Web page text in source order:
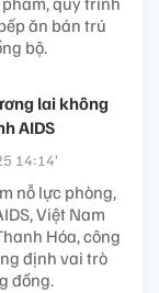
ăn bán trú
bộ.
lai không
AIDS
14:14’
nỗ lực phòng,
Việt Nam
Hóa, công
định vai trò
đồng.